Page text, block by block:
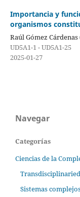
Importancia y
organismos
Raúl Gómez
UD5A1-1 - UD5A1-25
2025-01-27
Navegar
Categorías
Ciencias de la
Sistemas